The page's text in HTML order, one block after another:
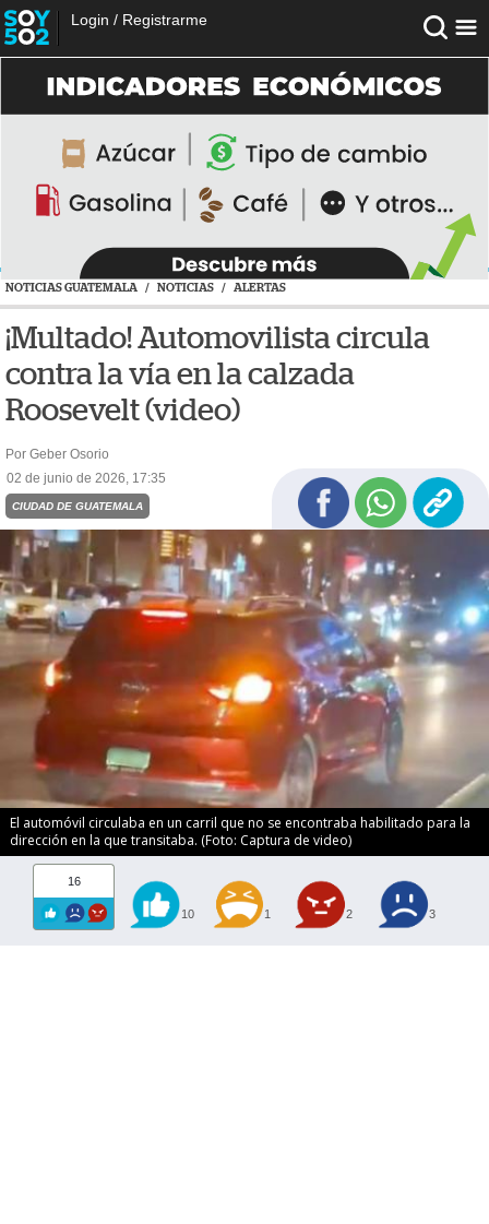
Login / Registrarme
NOTICIAS GUATEMALA / NOTICIAS / ALERTAS
¡Multado! Automovilista circula
contra la vía en la calzada
Roosevelt (video)
Por Geber Osorio
02 de junio de 2026, 17:35
CIUDAD DE GUATEMALA
El automóvil circulaba en un carril que no se encontraba habilitado para la
dirección en la que transitaba. (Foto: Captura de video)
16
10 1 2 3